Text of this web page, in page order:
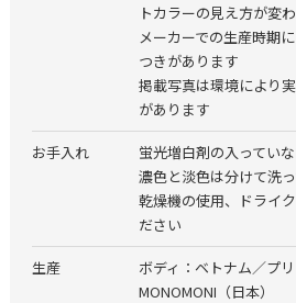
トカラーの見え方が変
メーカーでの生産時期
つきがあります
掲載写真は環境により
があります
お手入れ
蛍光増白剤の入ってい
濃色と淡色は分けて洗
乾燥機の使用、ドライ
ださい
生産
ボディ：ベトナム／プ
MONOMONI（日本）